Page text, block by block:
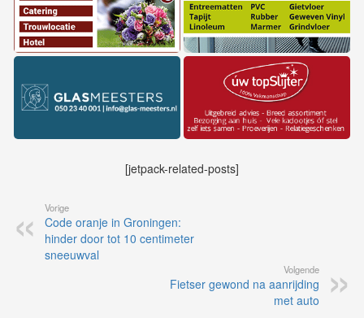
[jetpack-related-posts]
Vorige
Code oranje in Groningen:
hinder door tot 10 centimeter
sneeuwval
Volgende
Fietser gewond na aanrijding
met auto